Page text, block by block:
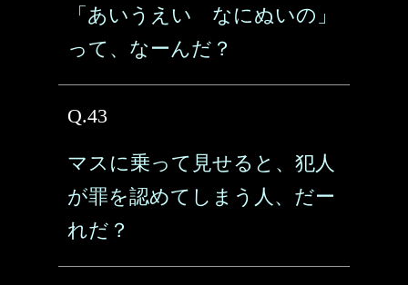
「あいうえい なにぬいの」
って、なーんだ？
Q.43
マスに乗って見せると、犯人
が罪を認めてしまう人、だー
れだ？